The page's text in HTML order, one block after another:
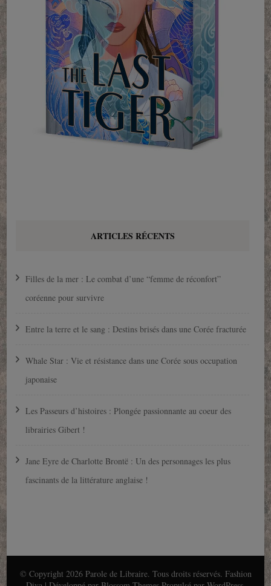
ARTICLES RÉCENTS
Filles de la mer : Le combat d’une “femme de réconfort”
coréenne pour survivre
Entre la terre et le sang : Destins brisés dans une Corée fracturée
Whale Star : Vie et résistance dans une Corée sous occupation
japonaise
Les Passeurs d’histoires : Plongée passionnante au coeur des
librairies Gibert !
Jane Eyre de Charlotte Brontë : Un des personnages les plus
fascinants de la littérature anglaise !
© Copyright 2026 Parole de Libraire. Tous droits réservés. Fashion